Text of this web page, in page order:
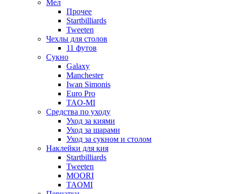
Мел
Прочее
Startbilliards
Tweeten
Чехлы для столов
11 футов
Сукно
Galaxy
Manchester
Iwan Simonis
Euro Pro
TAO-MI
Средства по уходу
Уход за киями
Уход за шарами
Уход за сукном и столом
Наклейки для кия
Startbilliards
Tweeten
MOORI
TAOMI